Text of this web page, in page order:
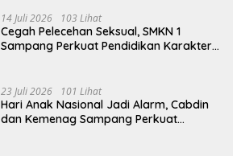
14 Juli 2026 103 Lihat
Cegah Pelecehan Seksual, SMKN 1
Sampang Perkuat Pendidikan Karakter
23 Juli 2026 101 Lihat
Hari Anak Nasional Jadi Alarm, Cabdin
dan Kemenag Sampang Perkuat